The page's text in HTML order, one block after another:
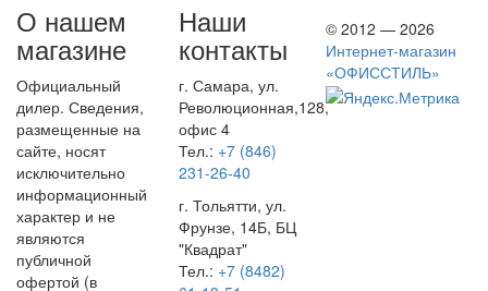
О нашем
магазине
Официальный
дилер. Сведения,
размещенные на
сайте, носят
исключительно
информационный
характер и не
являются
публичной
офертой (в
Наши
контакты
г. Самара, ул.
Революционная,128,
офис 4
Тел.: +7 (846)
231-26-40
г. Тольятти, ул.
Фрунзе, 14Б, БЦ
"Квадрат"
Тел.: +7 (8482)
© 2012 — 2026
Интернет-магазин
«ОФИССТИЛЬ»